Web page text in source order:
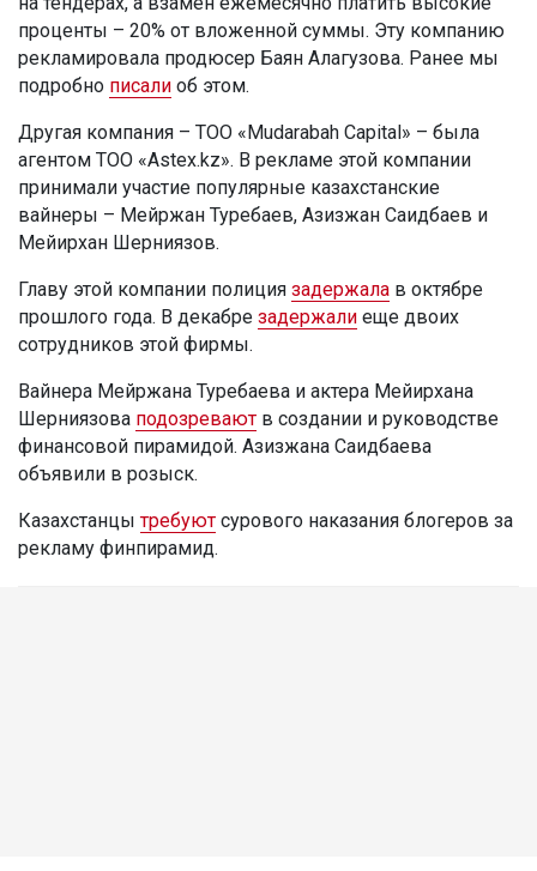
проценты – 20% от вложенной суммы. Эту компанию
рекламировала продюсер Баян Алагузова. Ранее мы
подробно писали об этом.
Другая компания – ТОО «Mudarabah Capital» – была
агентом ТОО «Astex.kz». В рекламе этой компании
принимали участие популярные казахстанские
вайнеры – Мейржан Туребаев, Азизжан Саидбаев и
Мейирхан Шерниязов.
Главу этой компании полиция задержала в октябре
прошлого года. В декабре задержали еще двоих
сотрудников этой фирмы.
Вайнера Мейржана Туребаева и актера Мейирхана
Шерниязова подозревают в создании и руководстве
финансовой пирамидой. Азизжана Саидбаева
объявили в розыск.
Казахстанцытребуют сурового наказания блогеров за
рекламу финпирамид.